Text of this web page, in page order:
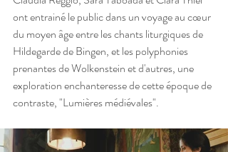
ont entrainé le public dans un voyage au cœur
du moyen âge entre les chants liturgiques de
Hildegarde de Bingen, et les polyphonies
prenantes de Wolkenstein et d'autres, une
exploration enchanteresse de cette époque de
contraste, "Lumières médiévales".